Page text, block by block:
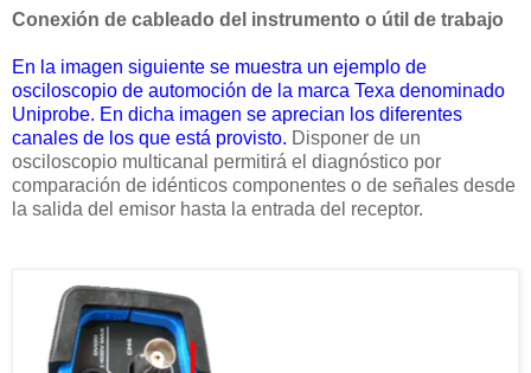
Conexión de cableado del instrumento o útil de trabajo
En la imagen siguiente se muestra un ejemplo de
osciloscopio de automoción de la marca Texa denominado
Uniprobe. En dicha imagen se aprecian los diferentes
canales de los que está provisto. Disponer de un
osciloscopio multicanal permitirá el diagnóstico por
comparación de idénticos componentes o de señales desde
la salida del emisor hasta la entrada del receptor.